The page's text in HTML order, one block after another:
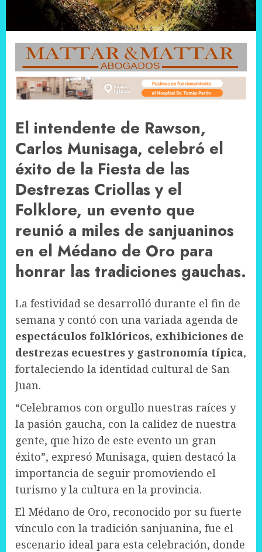
El intendente de Rawson,
Carlos Munisaga, celebró el
éxito de la Fiesta de las
Destrezas Criollas y el
Folklore, un evento que
reunió a miles de sanjuaninos
en el Médano de Oro para
honrar las tradiciones gauchas.
La festividad se desarrolló durante el fin de
semana y contó con una variada agenda de
espectáculos folklóricos, exhibiciones de
destrezas ecuestres y gastronomía típica,
fortaleciendo la identidad cultural de San
Juan.
“Celebramos con orgullo nuestras raíces y
la pasión gaucha, con la calidez de nuestra
gente, que hizo de este evento un gran
éxito”, expresó Munisaga, quien destacó la
importancia de seguir promoviendo el
turismo y la cultura en la provincia.
El Médano de Oro, reconocido por su fuerte
vínculo con la tradición sanjuanina, fue el
escenario ideal para esta celebración, donde